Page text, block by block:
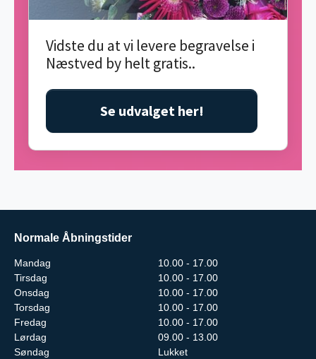
Vidste du at vi levere begravelse i
Næstved by helt gratis..
Se udvalget her!
Normale Åbningstider
Mandag
10.00 - 17.00
Tirsdag
10.00 - 17.00
Onsdag
10.00 - 17.00
Torsdag
10.00 - 17.00
Fredag
10.00 - 17.00
Lørdag
09.00 - 13.00
Søndag
Lukket